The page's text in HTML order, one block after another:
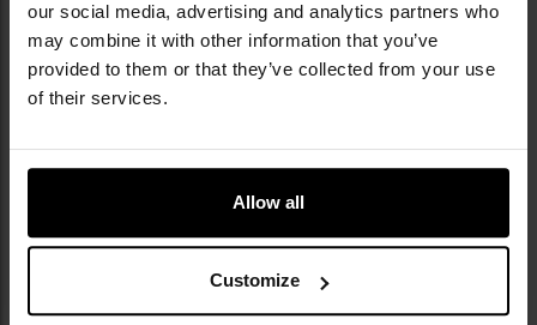
our social media, advertising and analytics partners who
may combine it with other information that you’ve
provided to them or that they’ve collected from your use
of their services.
Allow all
Customize
активного відпочинку на свіжому повітрі.
Водночас це відповідальний бренд —
відданий принципам сталого розвитку, що
використовує перероблені матеріали й
ТЕХНІЧНІ ДАНІ